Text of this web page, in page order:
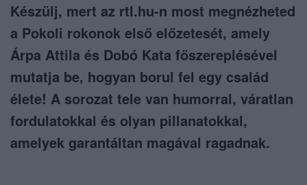
Készülj, mert az rtl.hu-n most megnézheted
a Pokoli rokonok első előzetesét, amely
Árpa Attila és Dobó Kata főszereplésével
mutatja be, hogyan borul fel egy család
élete! A sorozat tele van humorral, váratlan
fordulatokkal és olyan pillanatokkal,
amelyek garantáltan magával ragadnak.